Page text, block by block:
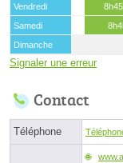
Vendredi
Samedi
Dimanche
Signaler une erreur
Contact
Téléphone